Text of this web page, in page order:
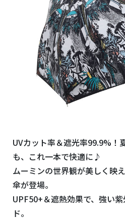
UVカット率＆遮光率99.9%！
も、これ一本で快適に♪
ムーミンの世界観が美しく映
傘が登場。
UPF50+＆遮熱効果で、強い
ド。